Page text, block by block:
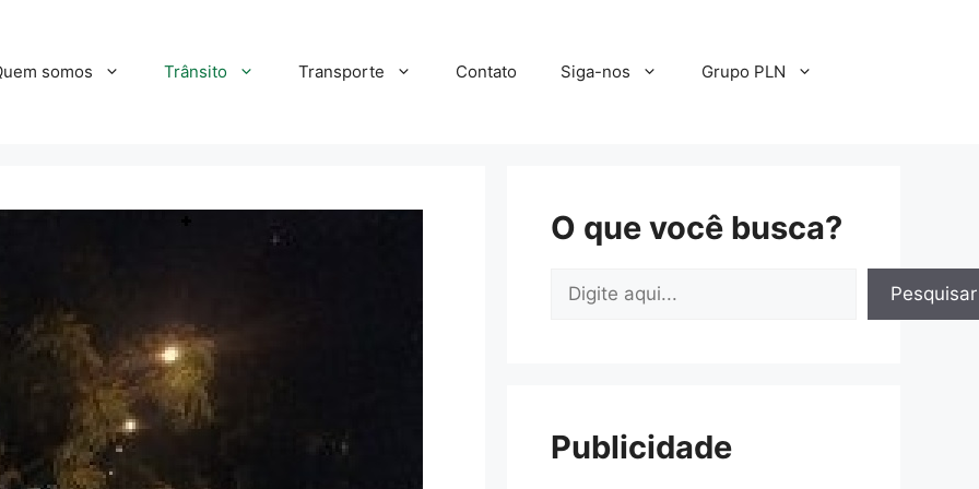
somos Trânsito Transporte Contato Siga-nos Grupo PLN
O que você busca?
Pesquisar
Pesquisar
Publicidade